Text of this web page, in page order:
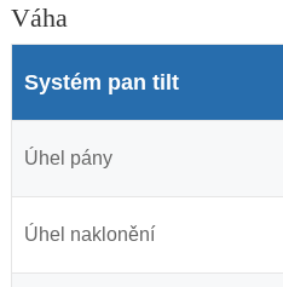
Váha
Systém pan tilt
Úhel pány
Úhel naklonění